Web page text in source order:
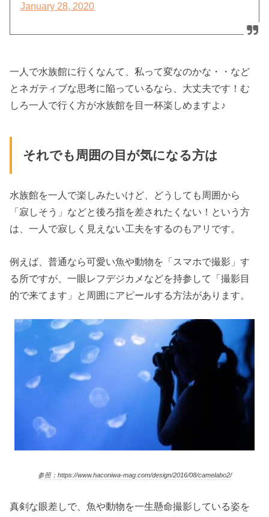
January 28, 2020
一人で水族館に行くなんて、私って変なのかな・・など
とネガティブな思考に陥っているなら、大丈夫です！む
しろ一人で行く方が水族館を目一杯楽しめますよ♪
それでも周囲の目が気になる方は
水族館を一人で楽しみたいけど、どうしても周囲から
「寂しそう」などと後ろ指を差されたくない！という方
は、一人で寂しく見えない工夫をするのもアリです。
例えば、普通なら可愛い魚や動物を「スマホで撮影」す
る所ですが、一眼レフデジカメなどを持参して「撮影目
的で来てます」と周囲にアピールする方法があります。
参照：https://www.haconiwa-mag.com/design/2016/08/camelabo2/
真剣な眼差しで、魚や動物を一生懸命撮影している姿を